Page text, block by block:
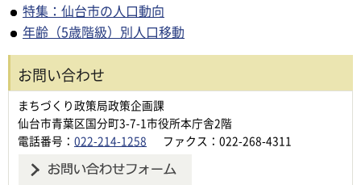
特集：仙台市の人口動向
年齢（5歳階級）別人口移動
お問い合わせ
まちづくり政策局政策企画課
仙台市青葉区国分町3-7-1市役所本庁舎2階
電話番号： 022-214-1258 ファクス：022-268-4311